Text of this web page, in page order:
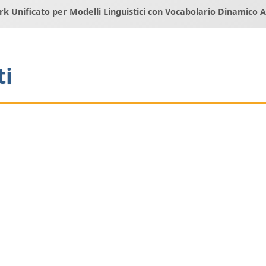
Unificato per Modelli Linguistici con Vocabolario Dinamico